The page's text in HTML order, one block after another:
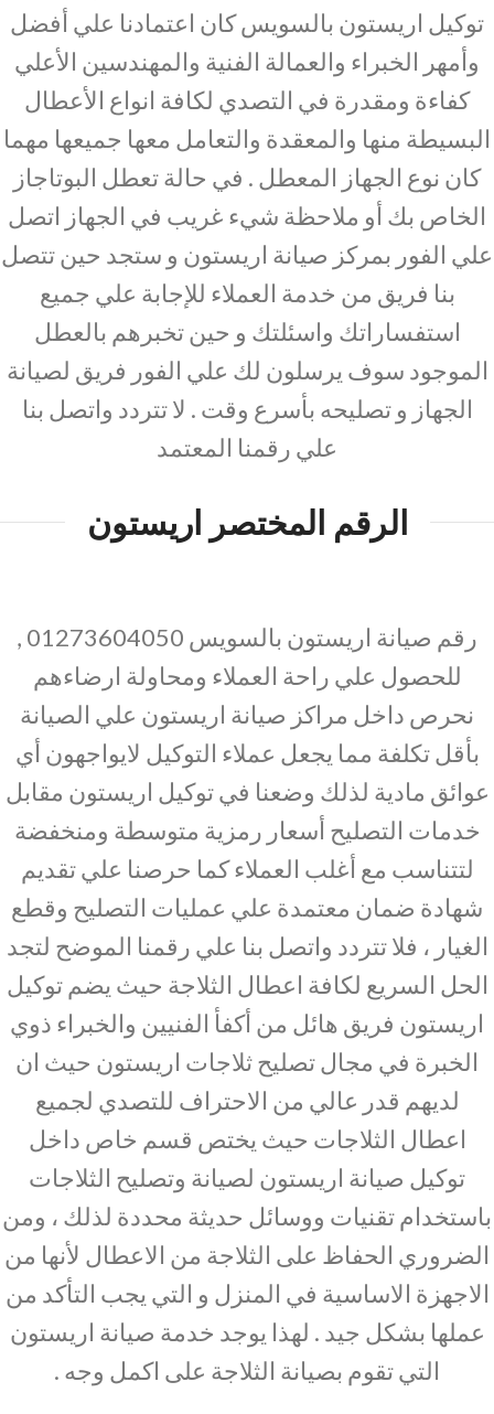
توكيل اريستون بالسويس كان اعتمادنا علي أفضل
وأمهر الخبراء والعمالة الفنية والمهندسين الأعلي
كفاءة ومقدرة في التصدي لكافة انواع الأعطال
البسيطة منها والمعقدة والتعامل معها جميعها مهما
كان نوع الجهاز المعطل . في حالة تعطل البوتاجاز
الخاص بك أو ملاحظة شيء غريب في الجهاز اتصل
علي الفور بمركز صيانة اريستون و ستجد حين تتصل
بنا فريق من خدمة العملاء للإجابة علي جميع
استفساراتك واسئلتك و حين تخبرهم بالعطل
الموجود سوف يرسلون لك علي الفور فريق لصيانة
الجهاز و تصليحه بأسرع وقت . لا تتردد واتصل بنا
علي رقمنا المعتمد
الرقم المختصر اريستون
رقم صيانة اريستون بالسويس 01273604050 ,
للحصول علي راحة العملاء ومحاولة ارضاءهم
نحرص داخل مراكز صيانة اريستون علي الصيانة
بأقل تكلفة مما يجعل عملاء التوكيل لايواجهون أي
عوائق مادية لذلك وضعنا في توكيل اريستون مقابل
خدمات التصليح أسعار رمزية متوسطة ومنخفضة
لتتناسب مع أغلب العملاء كما حرصنا علي تقديم
شهادة ضمان معتمدة علي عمليات التصليح وقطع
الغيار ، فلا تتردد واتصل بنا علي رقمنا الموضح لتجد
الحل السريع لكافة اعطال الثلاجة حيث يضم توكيل
اريستون فريق هائل من أكفأ الفنيين والخبراء ذوي
الخبرة في مجال تصليح ثلاجات اريستون حيث ان
لديهم قدر عالي من الاحتراف للتصدي لجميع
اعطال الثلاجات حيث يختص قسم خاص داخل
توكيل صيانة اريستون لصيانة وتصليح الثلاجات
باستخدام تقنيات ووسائل حديثة محددة لذلك ، ومن
الضروري الحفاظ على الثلاجة من الاعطال لأنها من
الاجهزة الاساسية في المنزل و التي يجب التأكد من
عملها بشكل جيد . لهذا يوجد خدمة صيانة اريستون
التي تقوم بصيانة الثلاجة على اكمل وجه .